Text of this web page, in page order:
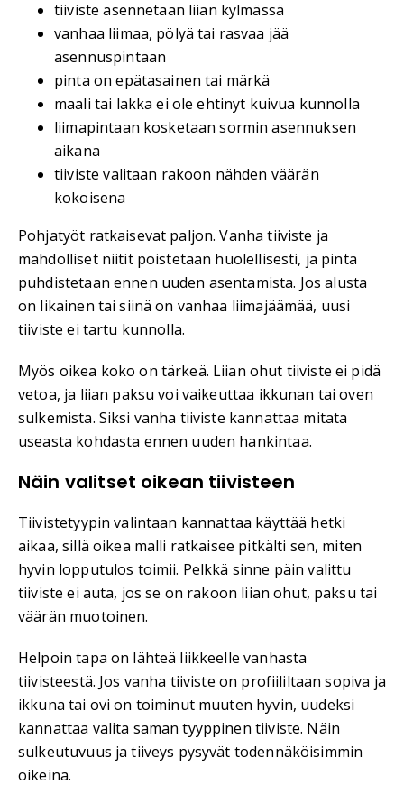
tiiviste asennetaan liian kylmässä
vanhaa liimaa, pölyä tai rasvaa jää
asennuspintaan
pinta on epätasainen tai märkä
maali tai lakka ei ole ehtinyt kuivua kunnolla
liimapintaan kosketaan sormin asennuksen
aikana
tiiviste valitaan rakoon nähden väärän
kokoisena
Pohjatyöt ratkaisevat paljon. Vanha tiiviste ja
mahdolliset niitit poistetaan huolellisesti, ja pinta
puhdistetaan ennen uuden asentamista. Jos alusta
on likainen tai siinä on vanhaa liimajäämää, uusi
tiiviste ei tartu kunnolla.
Myös oikea koko on tärkeä. Liian ohut tiiviste ei pidä
vetoa, ja liian paksu voi vaikeuttaa ikkunan tai oven
sulkemista. Siksi vanha tiiviste kannattaa mitata
useasta kohdasta ennen uuden hankintaa.
Näin valitset oikean tiivisteen
Tiivistetyypin valintaan kannattaa käyttää hetki
aikaa, sillä oikea malli ratkaisee pitkälti sen, miten
hyvin lopputulos toimii. Pelkkä sinne päin valittu
tiiviste ei auta, jos se on rakoon liian ohut, paksu tai
väärän muotoinen.
Helpoin tapa on lähteä liikkeelle vanhasta
tiivisteestä. Jos vanha tiiviste on profiililtaan sopiva ja
ikkuna tai ovi on toiminut muuten hyvin, uudeksi
kannattaa valita saman tyyppinen tiiviste. Näin
sulkeutuvuus ja tiiveys pysyvät todennäköisimmin
oikeina.